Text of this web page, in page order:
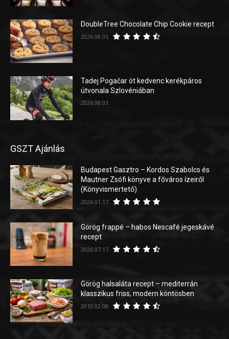
DoubleTree Chocolate Chip Cookie recept
2026.08.05.
Tadej Pogačar öt kedvenc kerékpáros
útvonala Szlovéniában
2026.08.03.
GSZT Ajánlás
Budapest Gasztro – Kordos Szabolcs és
Mautner Zsófi könyve a főváros ízeiről
(Könyvismertető)
2026.01.17.
Görög frappé – habos Nescafé jegeskávé
recept
2026.07.17.
Görög halsaláta recept – mediterrán
klasszikus friss, modern köntösben
2010.02.08.